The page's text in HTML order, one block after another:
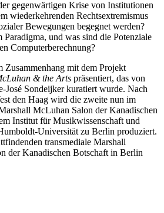
gegenwärtigen Krise von Institutionen
wiederkehrenden Rechtsextremismus
Bewegungen begegnet werden?
Paradigma, und was sind die Potenziale
Computerberechnung?
mit dem Projekt
& the Arts präsentiert, das von
Sondeijker kuratiert wurde. Nach
den Haag wird die zweite nun im
McLuhan Salon der Kanadischen
Institut für Musik­wissen­schaft und
Universität zu Berlin produziert.
transmediale Marshall
der Kanadischen Botschaft in Berlin